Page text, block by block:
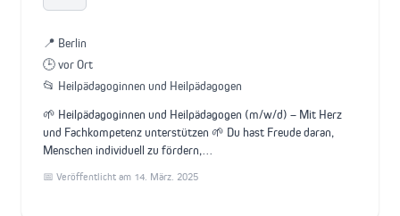
📍 Berlin
🕒 vor Ort
📂 Heilpädagoginnen und Heilpädagogen
🌱 Heilpädagoginnen und Heilpädagogen (m/w/d) – Mit Herz
und Fachkompetenz unterstützen 🌱 Du hast Freude daran,
Menschen individuell zu fördern,…
📅 Veröffentlicht am 14. März. 2025